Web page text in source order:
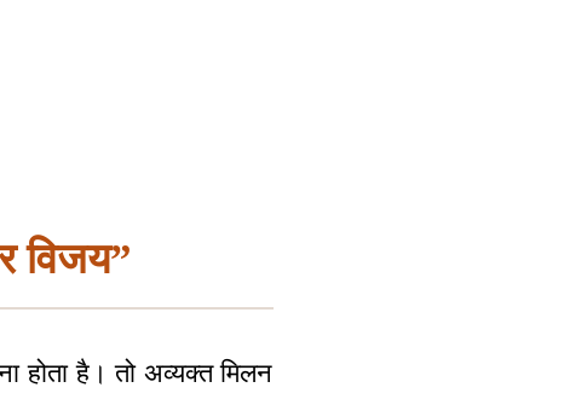
विजय”
होता है। तो अव्यक्त मिलन